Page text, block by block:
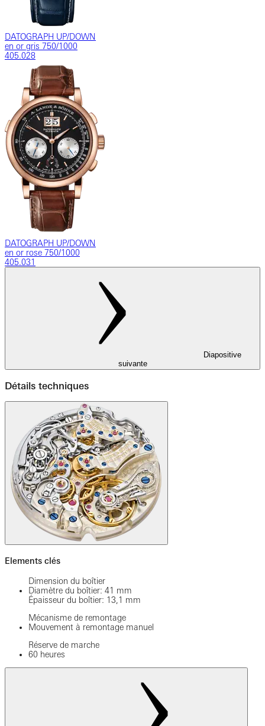
DATOGRAPH UP/DOWN
en or gris 750/1000
405.028
DATOGRAPH UP/DOWN
en or rose 750/1000
405.031
Diapositive
suivante
Détails techniques
Elements clés
Dimension du boîtier
Diamètre du boîtier: 41 mm
Épaisseur du boîtier: 13,1 mm
Mécanisme de remontage
Mouvement à remontage manuel
Réserve de marche
60 heures